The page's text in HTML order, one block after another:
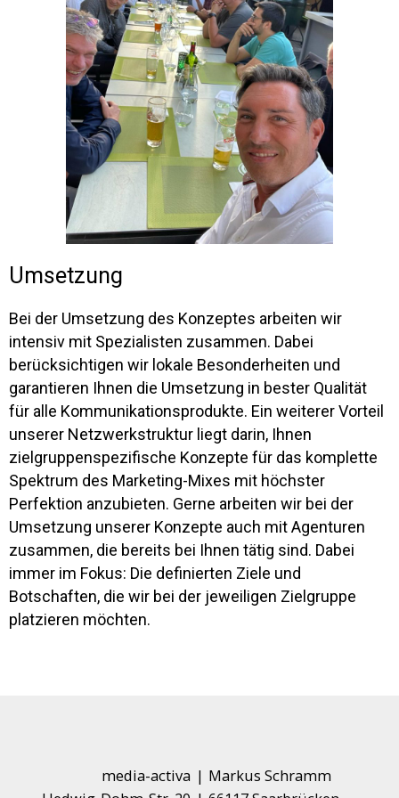
Umsetzung
Bei der Umsetzung des Konzeptes arbeiten wir
intensiv mit Spezialisten zusammen. Dabei
berücksichtigen wir lokale Besonderheiten und
garantieren Ihnen die Umsetzung in bester Qualität
für alle Kommunikationsprodukte. Ein weiterer Vorteil
unserer Netzwerkstruktur liegt darin, Ihnen
zielgruppenspezifische Konzepte für das komplette
Spektrum des Marketing-Mixes mit höchster
Perfektion anzubieten. Gerne arbeiten wir bei der
Umsetzung unserer Konzepte auch mit Agenturen
zusammen, die bereits bei Ihnen tätig sind. Dabei
immer im Fokus: Die definierten Ziele und
Botschaften, die wir bei der jeweiligen Zielgruppe
platzieren möchten.
media-activa | Markus Schramm